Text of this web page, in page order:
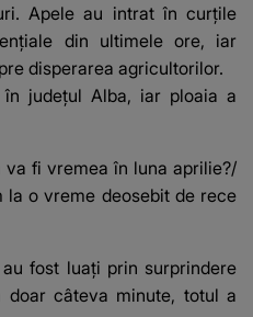
Apele au intrat în curțile
din ultimele ore, iar
disperarea agricultorilor.
județul Alba, iar ploaia a
va fi vremea în luna aprilie?/
la o vreme deosebit de rece
fost luați prin surprindere
doar câteva minute, totul a